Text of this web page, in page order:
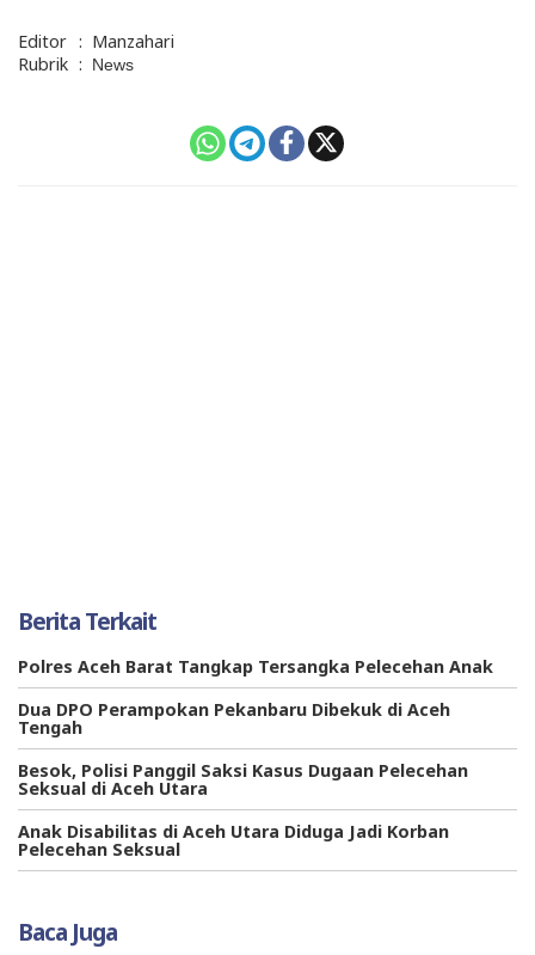
Editor : Manzahari
Rubrik : News
Berita Terkait
Polres Aceh Barat Tangkap Tersangka Pelecehan Anak
Dua DPO Perampokan Pekanbaru Dibekuk di Aceh
Tengah
Besok, Polisi Panggil Saksi Kasus Dugaan Pelecehan
Seksual di Aceh Utara
Anak Disabilitas di Aceh Utara Diduga Jadi Korban
Pelecehan Seksual
Baca Juga